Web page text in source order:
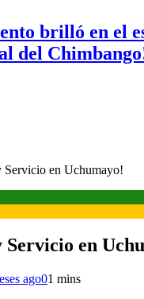
brilló en el
del
Servicio en Uchumayo!
Servicio en
ago01 mins